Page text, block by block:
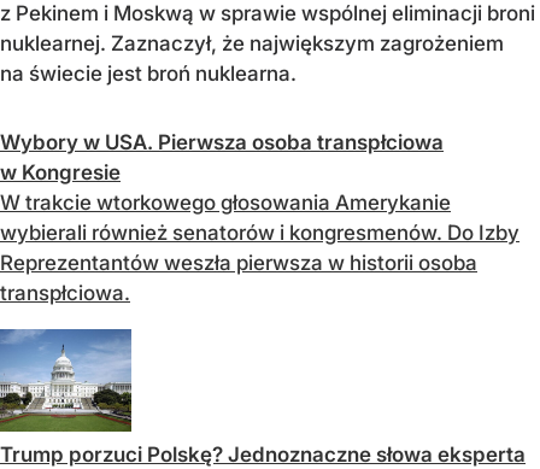
z Pekinem i Moskwą w sprawie wspólnej eliminacji broni
nuklearnej. Zaznaczył, że największym zagrożeniem
na świecie jest broń nuklearna.
Wybory w USA. Pierwsza osoba transpłciowa
w Kongresie
W trakcie wtorkowego głosowania Amerykanie
wybierali również senatorów i kongresmenów. Do Izby
Reprezentantów weszła pierwsza w historii osoba
transpłciowa.
Trump porzuci Polskę? Jednoznaczne słowa eksperta